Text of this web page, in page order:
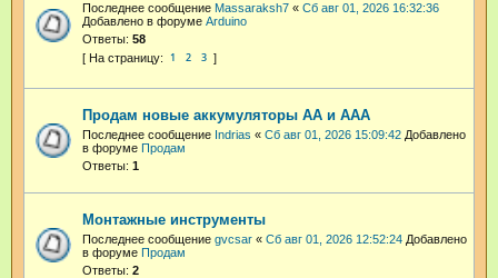
Последнее сообщение Massaraksh7 « Сб авг 01, 2026 16:32:36
Добавлено в форуме Arduino
Ответы: 58
1 2 3
Продам новые аккумуляторы АА и ААА
Последнее сообщение Indrias « Сб авг 01, 2026 15:09:42 Добавлено
в форуме Продам
Ответы: 1
Монтажные инструменты
Последнее сообщение gvcsar « Сб авг 01, 2026 12:52:24 Добавлено
в форуме Продам
Ответы: 2